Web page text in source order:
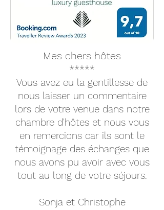
Mes chers hôtes
*****
Vous avez eu la gentillesse de
nous laisser un commentaire
lors de votre venue dans notre
chambre d'hôtes et nous vous
en remercions car ils sont le
témoignage des échanges que
nous avons pu avoir avec vous
tout au long de votre séjours.
Sonja et Christophe